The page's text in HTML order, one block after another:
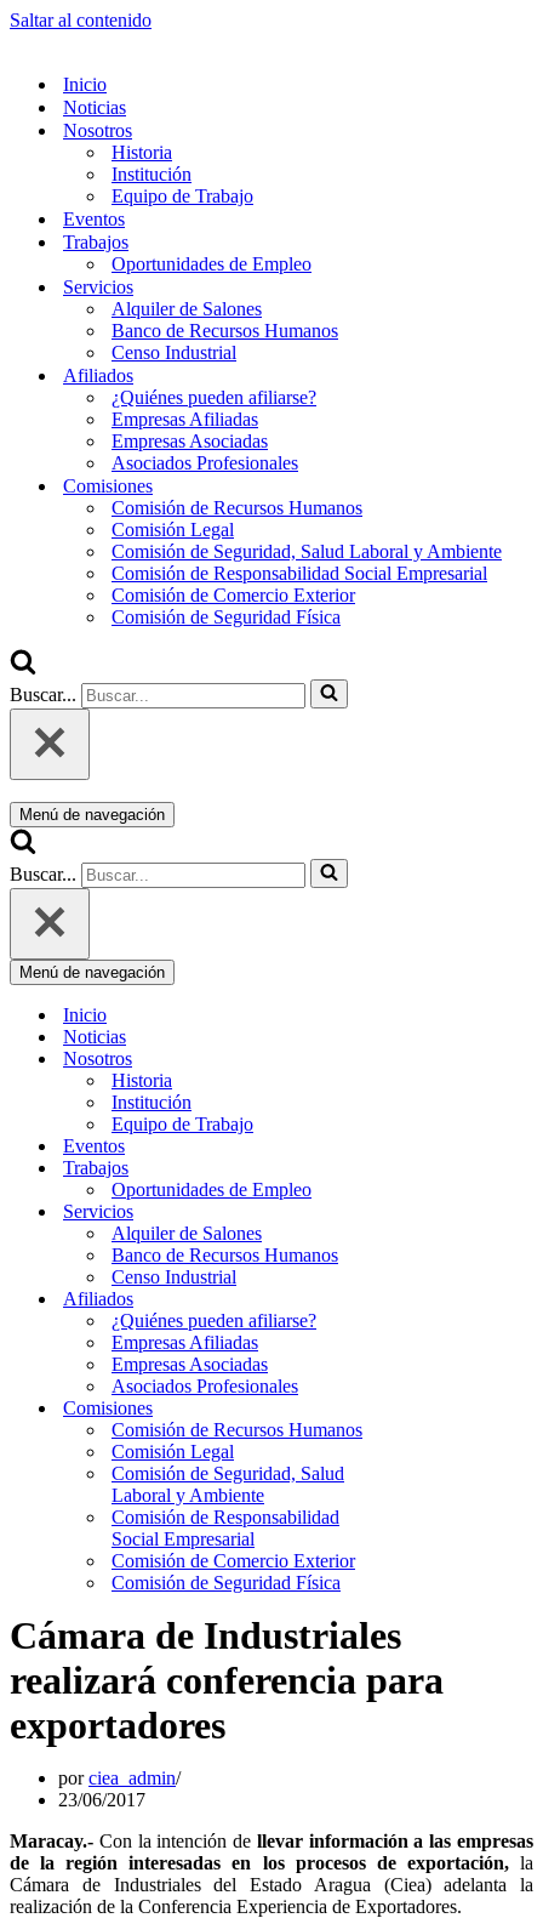
Saltar al contenido
Inicio
Noticias
Nosotros
Historia
Institución
Equipo de Trabajo
Eventos
Trabajos
Oportunidades de Empleo
Servicios
Alquiler de Salones
Banco de Recursos Humanos
Censo Industrial
Afiliados
¿Quiénes pueden afiliarse?
Empresas Afiliadas
Empresas Asociadas
Asociados Profesionales
Comisiones
Comisión de Recursos Humanos
Comisión Legal
Comisión de Seguridad, Salud Laboral y Ambiente
Comisión de Responsabilidad Social Empresarial
Comisión de Comercio Exterior
Comisión de Seguridad Física
Buscar...
Menú de navegación
Buscar...
Menú de navegación
Inicio
Noticias
Nosotros
Historia
Institución
Equipo de Trabajo
Eventos
Trabajos
Oportunidades de Empleo
Servicios
Alquiler de Salones
Banco de Recursos Humanos
Censo Industrial
Afiliados
¿Quiénes pueden afiliarse?
Empresas Afiliadas
Empresas Asociadas
Asociados Profesionales
Comisiones
Comisión de Recursos Humanos
Comisión Legal
Comisión de Seguridad, Salud
Laboral y Ambiente
Comisión de Responsabilidad
Social Empresarial
Comisión de Comercio Exterior
Comisión de Seguridad Física
Cámara de Industriales
realizará conferencia para
exportadores
porciea_admin
23/06/2017
Maracay.- Con la intención de llevar información a las empresas
de la región interesadas en los procesos de exportación,la
Cámara de Industriales del Estado Aragua (Ciea) adelanta la
realización de la Conferencia Experiencia de Exportadores.